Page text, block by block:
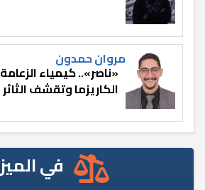
مروان حمدون
«ناصر».. كيمياء
الكاريزما وتقشف الثائر
في